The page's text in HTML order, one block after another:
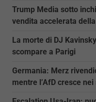
Trump Media sotto
vendita accelerata
La morte di DJ
scompare a Parigi
Germania: Merz
mentre l’AfD cresce